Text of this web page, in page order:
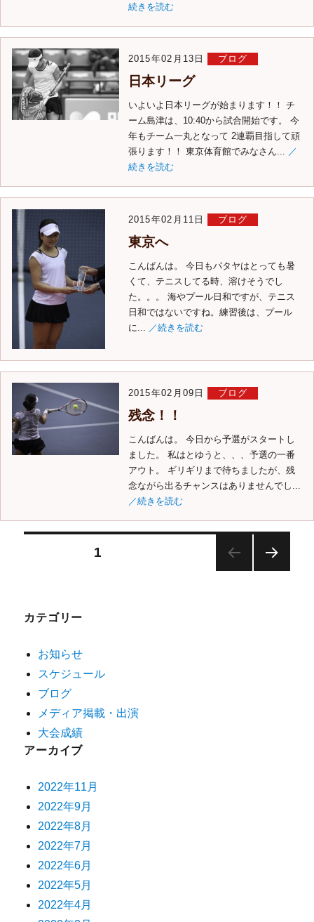
続きを読む
2015年02月13日 ブログ
日本リーグ
いよいよ日本リーグが始まります！！ チ
ーム島津は、10:40から試合開始です。 今
年もチーム一丸となって 2連覇目指して頑
張ります！！ 東京体育館でみなさん... ／
続きを読む
2015年02月11日 ブログ
東京へ
こんばんは。 今日もパタヤはとっても暑
くて、テニスしてる時、溶けそうでし
た。。。 海やプール日和ですが、テニス
日和ではないですね。練習後は、プール
に...
／続きを読む
2015年02月09日 ブログ
残念！！
こんばんは。 今日から予選がスタートし
ました。 私はとゆうと、、、予選の一番
アウト。 ギリギリまで待ちましたが、残
念ながら出るチャンスはありませんでし...
／続きを読む
1
カテゴリー
お知らせ
スケジュール
ブログ
メディア掲載・出演
大会成績
アーカイブ
2022年11月
2022年9月
2022年8月
2022年7月
2022年6月
2022年5月
2022年4月